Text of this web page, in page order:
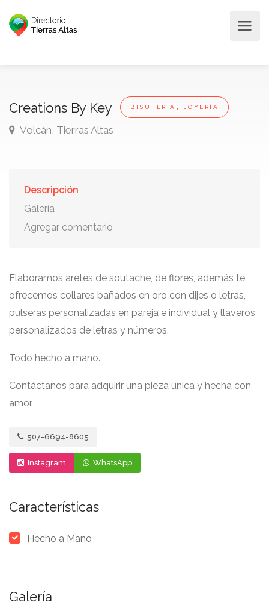
Creations By Key BISUTERÍA , JOYERÍA
Volcán, Tierras Altas
Descripción
Galería
Agregar comentario
Elaboramos aretes de soutache, de flores, además te
ofrecemos collares bañados en oro con dijes o letras,
pulseras personalizadas en pareja e individual y llaveros
personalizados de letras y números.
Todo hecho a mano.
Contáctanos para adquirir una pieza única y hecha con
amor.
507-6694-8605
Instagram WhatsApp
Características
Hecho a Mano
Galería